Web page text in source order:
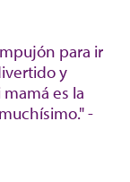
para ir
y
es la
-